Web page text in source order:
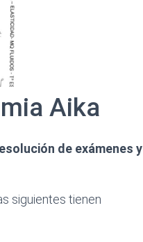
Aika
de exámenes y
siguientes tienen